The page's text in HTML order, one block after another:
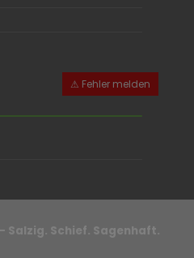
Salzig. Schief. Sagenhaft.